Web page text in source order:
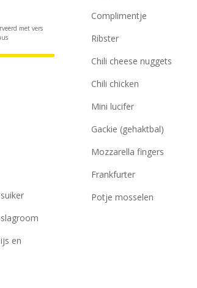
met vers
en
Complimentje
Ribster
Chili cheese nuggets
Chili chicken
Mini lucifer
Gackie (gehaktbal)
Mozzarella fingers
Frankfurter
Potje mosselen